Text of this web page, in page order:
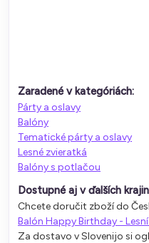
Zaradené v kategóriách:
Párty a oslavy
Balóny
Tematické párty a oslavy
Lesné zvieratká
Balóny s potlačou
Dostupné aj v ďalších
Chcete doručit zboží do
Balón Happy Birthday -
Za dostavo v Slovenijo si